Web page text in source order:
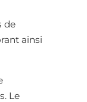
de
ainsi
Le